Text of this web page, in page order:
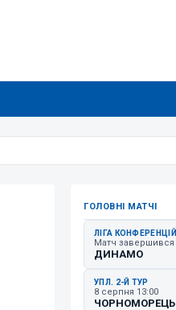
ГОЛОВНІ МАТЧІ
ЛІГА КОНФЕРЕНЦІЙ
Матч завершився
ДИНАМО
УПЛ. 2-Й ТУР
8 серпня 13:00
ЧОРНОМОРЕЦЬ